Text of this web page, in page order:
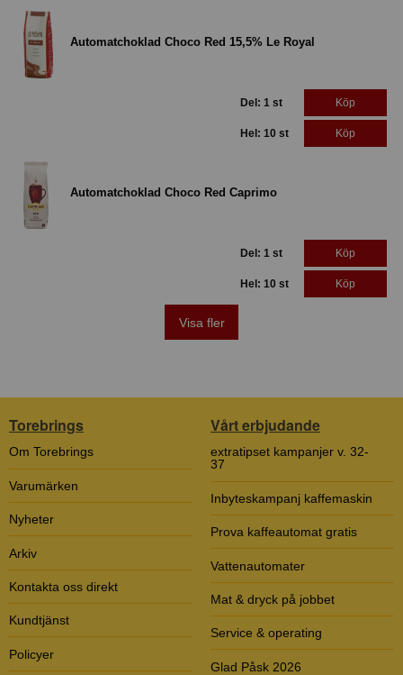
Automatchoklad Choco Red 15,5% Le Royal
Del: 1 st Köp
Hel: 10 st Köp
Automatchoklad Choco Red Caprimo
Del: 1 st Köp
Hel: 10 st Köp
Visa fler
Torebrings
Om Torebrings
Varumärken
Nyheter
Arkiv
Kontakta oss direkt
Kundtjänst
Policyer
Vårt erbjudande
extratipset kampanjer v. 32-
37
Inbyteskampanj kaffemaskin
Prova kaffeautomat gratis
Vattenautomater
Mat & dryck på jobbet
Service & operating
Glad Påsk 2026